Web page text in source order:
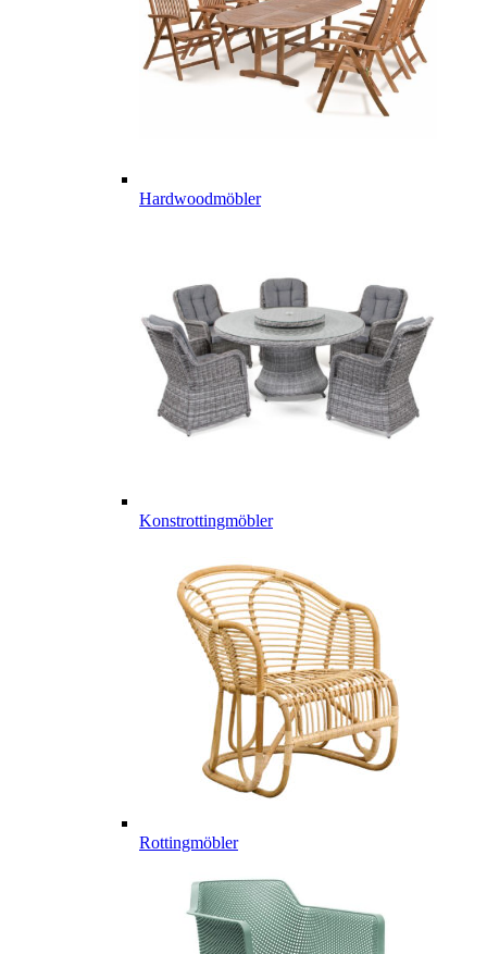
Hardwoodmöbler
Konstrottingmöbler
Rottingmöbler